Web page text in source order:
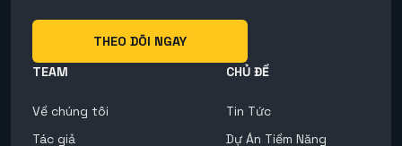
THEO DÕI NGAY
TEAM
Về chúng tôi
Tác giả
CHỦ ĐỀ
Tin Tức
Dự Án Tiềm Năng